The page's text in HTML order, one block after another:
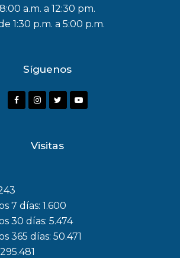
8:00 a.m. a 12:30 pm.
1:30 p.m. a 5:00 p.m.
Síguenos
F
o
k
I
a
m
r
Y
Visitas
7 días:1.600
30 días:5.474
365 días:50.471
295.481